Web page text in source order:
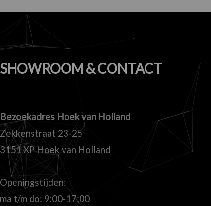
SHOWROOM & CONTACT
Bezoekadres Hoek van Holland
Zekkenstraat 23-25
3151 XP Hoek van Holland
Openingstijden:
ma t/m do: 9:00-17:00